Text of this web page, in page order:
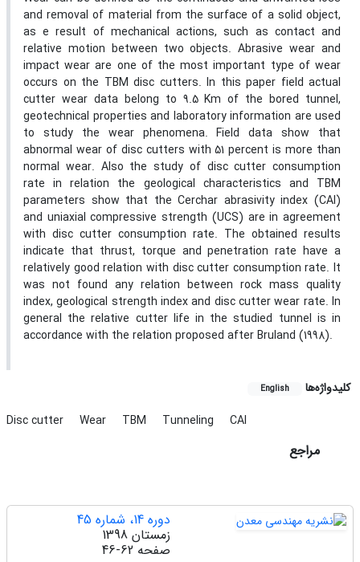
and removal of material from the surface of a solid object,
as e result of mechanical actions, such as contact and
relative motion between two objects. Abrasive wear and
impact wear are one of the most important type of wear
occurs on the TBM disc cutters. In this paper field actual
cutter wear data belong to 9.5 Km of the bored tunnel,
geotechnical properties and laboratory information are used
to study the wear phenomena. Field data show that
abnormal wear of disc cutters with 51 percent is more than
normal wear. Also the study of disc cutter consumption
rate in relation the geological characteristics and TBM
parameters show that the Cerchar abrasivity index (CAI)
and uniaxial compressive strength (UCS) are in agreement
with disc cutter consumption rate. The obtained results
indicate that thrust, torque and penetration rate have a
relatively good relation with disc cutter consumption rate. It
was not found any relation between rock mass quality
index, geological strength index and disc cutter wear rate. In
general the relative cutter life in the studied tunnel is in
accordance with the relation proposed after Bruland (1998).
کلیدواژه‌ها English
Disc cutter Wear TBM Tunneling CAI
مراجع
دوره 14، شماره 45
زمستان 1398
صفحه 46-62